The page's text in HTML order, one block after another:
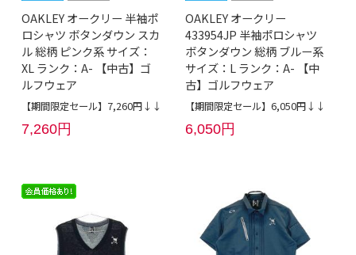
OAKLEY オークリー 半袖ポ
ロシャツ ボタンダウン スカ
ル 総柄 ピンク系 サイズ：
XL ランク：A- 【中古】ゴ
ルフウェア
【期間限定セール】7,260円↓↓
7,260円
OAKLEY オークリー
433954JP 半袖ポロシャツ
ボタンダウン 総柄 ブルー系
サイズ：L ランク：A- 【中
古】ゴルフウェア
【期間限定セール】6,050円↓↓
6,050円